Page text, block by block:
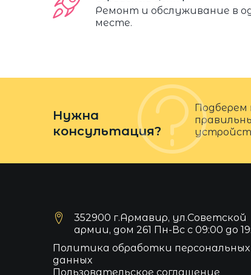
Ремонт и обслуживание в
месте.
Нужна
консультация?
Подберем
352900 г.Армавир, ул.Советской
армии, дом 261 Пн-Вс с 09:00 до
Политика обработки персональных
данных
Пользовательское соглашение